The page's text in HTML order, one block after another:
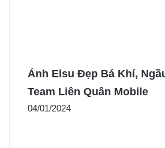
Ảnh Elsu Đẹp Bá Khí,
Team Liên Quân Mobile
04/01/2024